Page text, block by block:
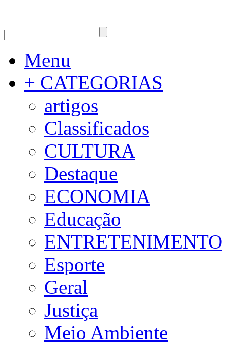
Menu
+ CATEGORIAS
artigos
Classificados
CULTURA
Destaque
ECONOMIA
Educação
ENTRETENIMENTO
Esporte
Geral
Justiça
Meio Ambiente